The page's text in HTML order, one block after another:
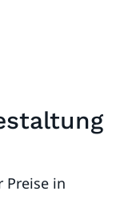
Preise in